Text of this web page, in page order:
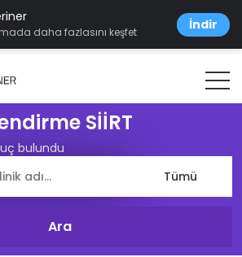
daha fazlasını keşfet İndir
SİİRT
bulundu